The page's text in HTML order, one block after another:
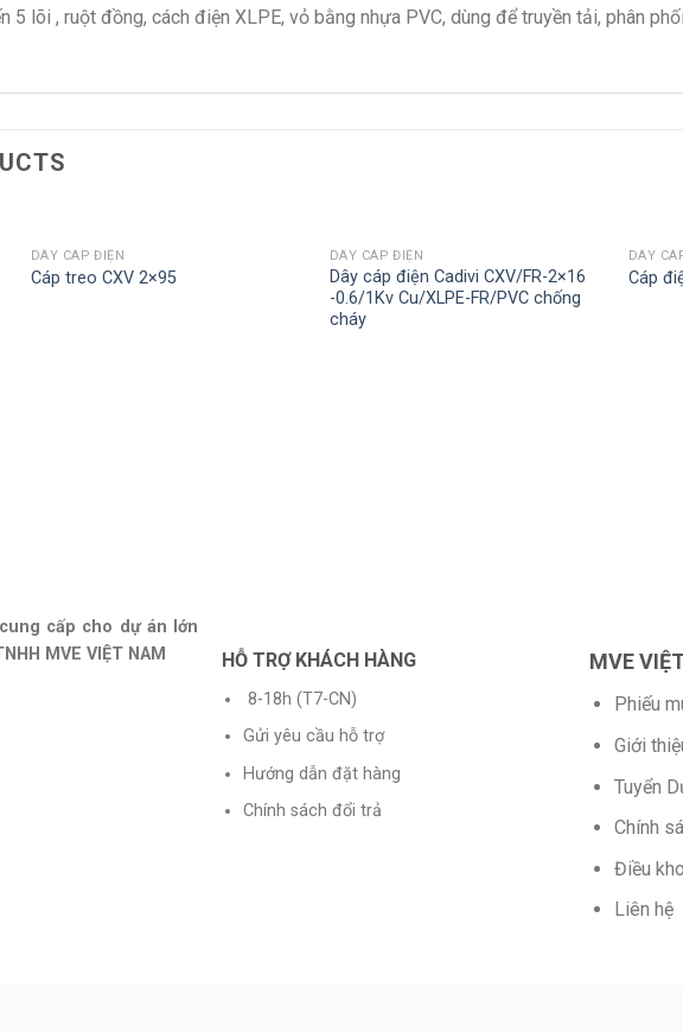
5 lõi , ruột đồng, cách điện XLPE, vỏ bằng nhựa PVC, dùng để truyền tải, phân
DÂY CÁP ĐIỆN
Cáp treo CXV 2×95
DÂY CÁP ĐIỆN
Dây cáp điện Cadivi CXV/FR-2×16
-0.6/1Kv Cu/XLPE-FR/PVC chống
cháy
DÂY
Cáp
cấp cho dự án lớn
MVE VIỆT NAM
HỖ TRỢ KHÁCH HÀNG
8-18h (T7-CN)
Gửi yêu cầu hỗ trợ
Hướng dẫn đặt hàng
Chính sách đổi trả
MVE
Phiếu
Giới
Tuyển
Chính
Điều
Liên hệ